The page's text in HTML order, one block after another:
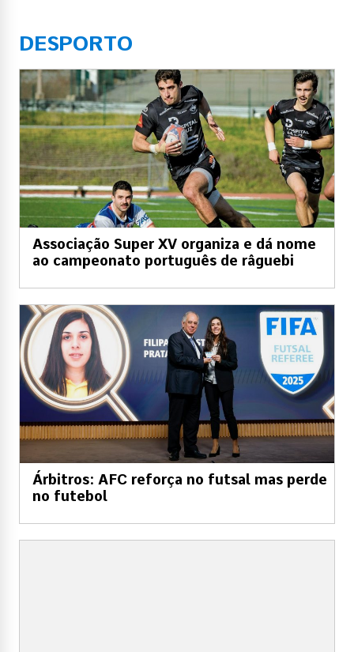
DESPORTO
Associação Super XV organiza e dá nome
ao campeonato português de râguebi
Árbitros: AFC reforça no futsal mas perde
no futebol